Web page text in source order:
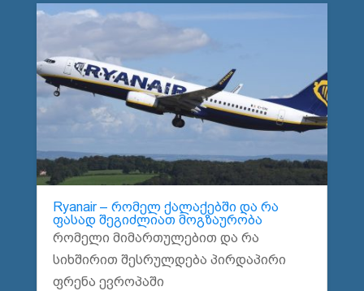
Ryanair – რომელ ქალაქებში და რა
ფასად შეგიძლიათ მოგზაურობა
რომელი მიმართულებით და რა
სიხშირით შესრულდება პირდაპირი
ფრენა ევროპაში